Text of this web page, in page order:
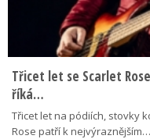
Třicet let se Scarlet
říká…
Třicet let na pódiích, stovky
Rose patří k nejvýraznějším…